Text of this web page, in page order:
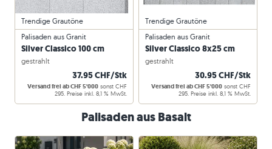
Palisaden aus Granit
Silver Classico 100 cm
gestrahlt
37.95 CHF/Stk
Versand frei ab CHF 5'000 sonst CHF
295. Preise inkl. 8,1 % MwSt.
Trendige Grautöne
Palisaden aus Granit
Silver Classico 8x25 cm
gestrahlt
30.95 CHF/Stk
Versand frei ab CHF 5'000 sonst CHF
295. Preise inkl. 8,1 % MwSt.
Trendige Grautöne
Palisaden aus Basalt